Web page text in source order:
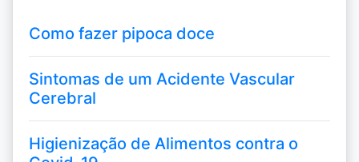
Como fazer pipoca doce
Sintomas de um Acidente Vascular
Cerebral
Higienização de Alimentos contra o